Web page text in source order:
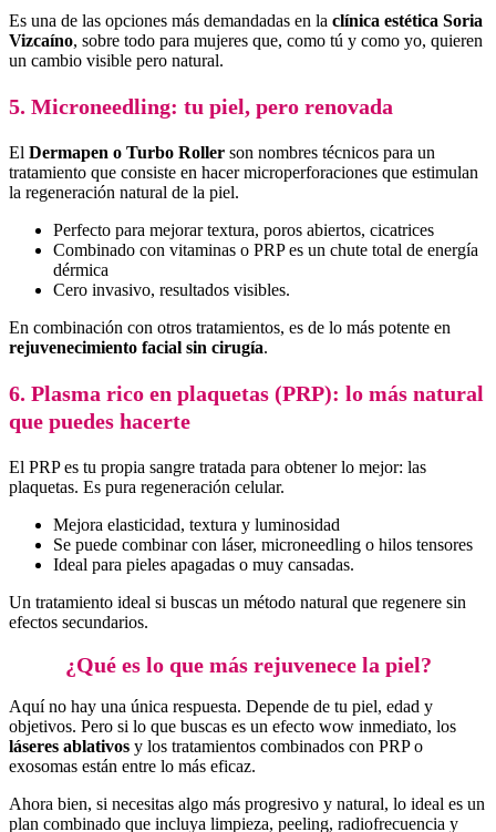
Es una de las opciones más demandadas en la clínica estética Soria
Vizcaíno, sobre todo para mujeres que, como tú y como yo, quieren
un cambio visible pero natural.
5. Microneedling: tu piel, pero renovada
El Dermapen o Turbo Roller son nombres técnicos para un
tratamiento que consiste en hacer microperforaciones que estimulan
la regeneración natural de la piel.
Perfecto para mejorar textura, poros abiertos, cicatrices
Combinado con vitaminas o PRP es un chute total de energía
dérmica
Cero invasivo, resultados visibles.
En combinación con otros tratamientos, es de lo más potente en
rejuvenecimiento facial sin cirugía.
6. Plasma rico en plaquetas (PRP): lo más natural
que puedes hacerte
El PRP es tu propia sangre tratada para obtener lo mejor: las
plaquetas. Es pura regeneración celular.
Mejora elasticidad, textura y luminosidad
Se puede combinar con láser, microneedling o hilos tensores
Ideal para pieles apagadas o muy cansadas.
Un tratamiento ideal si buscas un método natural que regenere sin
efectos secundarios.
¿Qué es lo que más rejuvenece la piel?
Aquí no hay una única respuesta. Depende de tu piel, edad y
objetivos. Pero si lo que buscas es un efecto wow inmediato, los
láseres ablativos y los tratamientos combinados con PRP o
exosomas están entre lo más eficaz.
Ahora bien, si necesitas algo más progresivo y natural, lo ideal es un
plan combinado que incluya limpieza, peeling, radiofrecuencia y